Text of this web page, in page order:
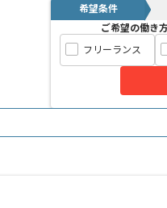
希望条件
ご希望の働き
フリーランス